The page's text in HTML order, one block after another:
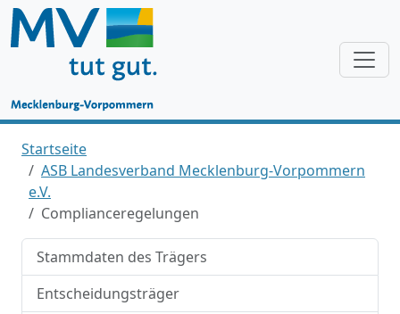
Startseite
ASB Landesverband Mecklenburg-Vorpommern
e.V.
Complianceregelungen
Stammdaten des Trägers
Entscheidungsträger